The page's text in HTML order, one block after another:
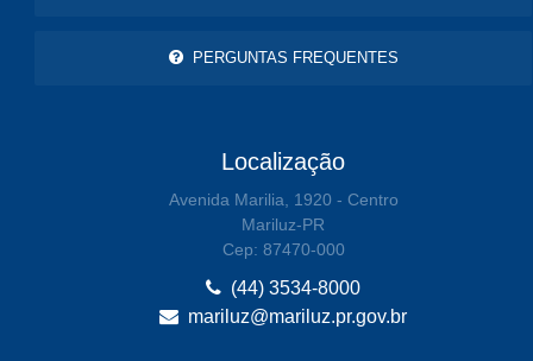
PERGUNTAS FREQUENTES
Localização
Avenida Marilia, 1920 - Centro
Mariluz-PR
Cep: 87470-000
(44) 3534-8000
mariluz@mariluz.pr.gov.br